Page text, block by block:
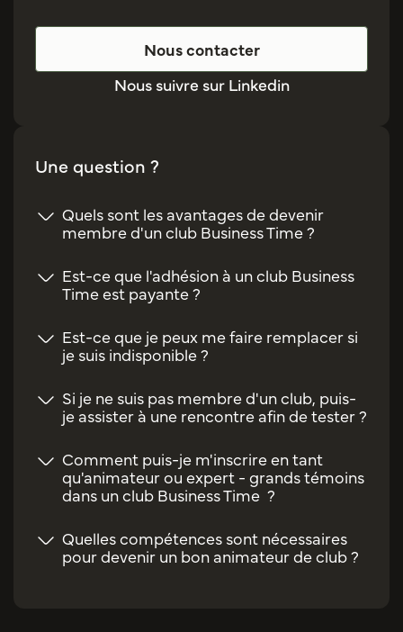
Nous contacter
Nous suivre sur Linkedin
Une question ?
Quels sont les avantages de devenir
membre d'un club Business Time ?
Est-ce que l'adhésion à un club Business
Time est payante ?
Est-ce que je peux me faire remplacer si
je suis indisponible ?
Si je ne suis pas membre d'un club, puis-
je assister à une rencontre afin de tester ?
Comment puis-je m'inscrire en tant
qu'animateur ou expert - grands témoins
dans un club Business Time ?
Quelles compétences sont nécessaires
pour devenir un bon animateur de club ?